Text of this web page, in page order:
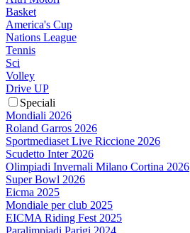
Basket
America's Cup
Nations League
Tennis
Sci
Volley
Drive UP
Speciali
Mondiali 2026
Roland Garros 2026
Sportmediaset Live Riccione 2026
Scudetto Inter 2026
Olimpiadi Invernali Milano Cortina 2026
Super Bowl 2026
Eicma 2025
Mondiale per club 2025
EICMA Riding Fest 2025